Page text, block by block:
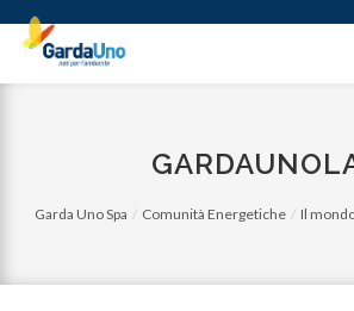
Gardauno
Spa
Garda Uno Spa Comunità Energetiche Il